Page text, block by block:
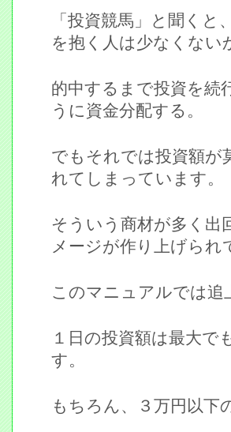
「投資競馬」と聞く
を抱く人は少なくない
的中するまで投資を続
うに資金分配する。
でもそれでは投資額が
れてしまっています。
そういう商材が多く出
メージが作り上げられ
このマニュアルでは追
１日の投資額は最大で
す。
もちろん、３万円以下